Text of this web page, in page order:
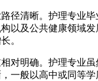
清晰。护理专业毕
以及公共健康领域
。
明确。护理专业虽
一般以高中或同等